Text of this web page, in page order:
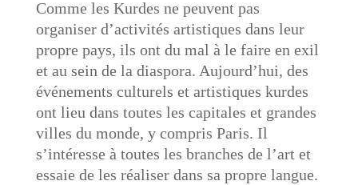
Comme les Kurdes ne peuvent pas
organiser d’activités artistiques dans leur
propre pays, ils ont du mal à le faire en exil
et au sein de la diaspora. Aujourd’hui, des
événements culturels et artistiques kurdes
ont lieu dans toutes les capitales et grandes
villes du monde, y compris Paris. Il
s’intéresse à toutes les branches de l’art et
essaie de les réaliser dans sa propre langue.